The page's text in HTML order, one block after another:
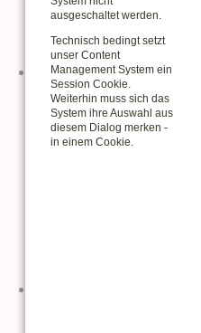
Februar 2019
Januar 2019
2018
November 2018
Oktober 2018
September 2018
August 2018
ausgeschaltet werden.
Technisch bedingt setzt
unser Content
Management System ein
Session Cookie.
Weiterhin muss sich das
System ihre Auswahl aus
diesem Dialog merken -
in einem Cookie.